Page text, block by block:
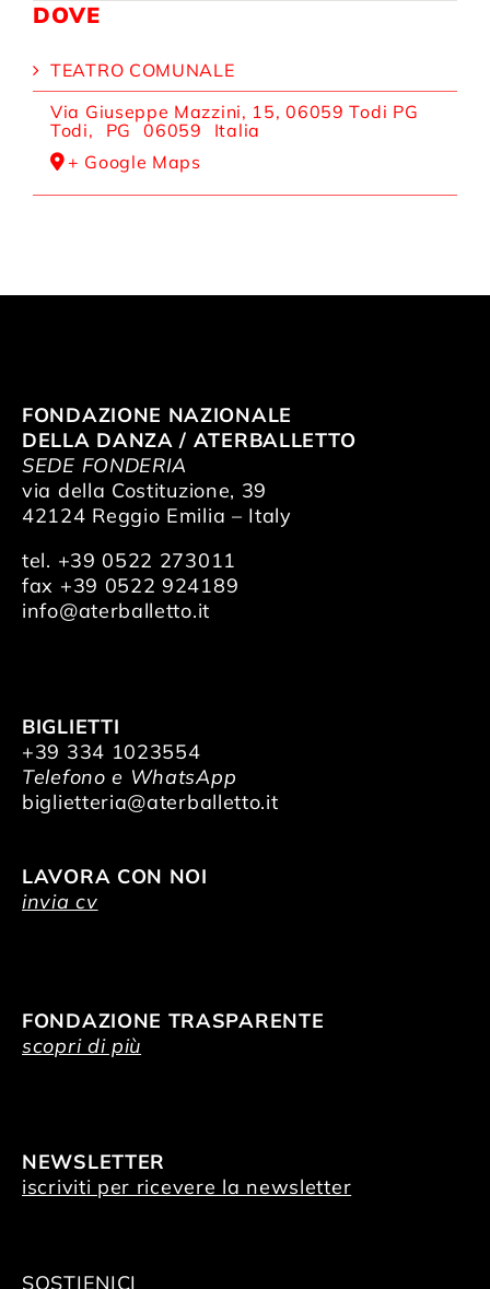
DOVE
TEATRO COMUNALE
Via Giuseppe Mazzini, 15, 06059 Todi PG
Todi, PG 06059
Italia
+ Google Maps
FONDAZIONE NAZIONALE
DELLA DANZA / ATERBALLETTO
SEDE FONDERIA
via della Costituzione, 39
42124 Reggio Emilia – Italy
tel. +39 0522 273011
fax +39 0522 924189
info@aterballetto.it
BIGLIETTI
+39 334 1023554
Telefono e WhatsApp
biglietteria@aterballetto.it
LAVORA CON NOI
invia cv
FONDAZIONE TRASPARENTE
scopri di più
NEWSLETTER
iscriviti per ricevere la newsletter
SOSTIENICI